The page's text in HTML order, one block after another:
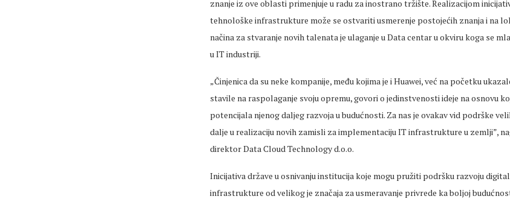
znanje iz ove oblasti primenjuje u radu za inostrano tržište. Realizacijom
tehnološke infrastrukture može se ostvariti usmerenje postojećih znanja i na
načina za stvaranje novih talenata je ulaganje u Data centar u okviru koga se
u IT industriji.
„Činjenica da su neke kompanije, među kojima je i Huawei, već na početku
stavile na raspolaganje svoju opremu, govori o jedinstvenosti ideje na osnovu
potencijala njenog daljeg razvoja u budućnosti. Za nas je ovakav vid podrške
dalje u realizaciju novih zamisli za implementaciju IT infrastrukture u zemlji”,
direktor Data Cloud Technology d.o.o.
Inicijativa države u osnivanju institucija koje mogu pružiti podršku razvoju
infrastrukture od velikog je značaja za usmeravanje privrede ka boljoj